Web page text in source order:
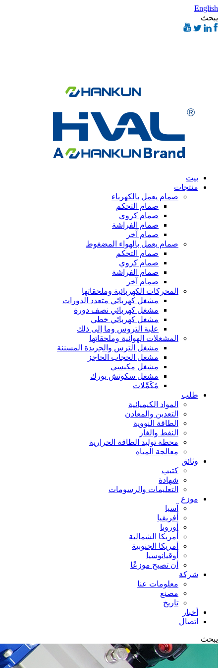
English
يبحث
بيت
منتجات
صمام يعمل بالكهرباء
صمام التحكم
صمام كروي
صمام الفراشة
صمام آخر
صمام يعمل بالهواء المضغوط
صمام التحكم
صمام كروي
صمام الفراشة
صمام آخر
المحركات الكهربائية وملحقاتها
مشغل كهربائي متعدد الدورات
مشغل كهربائي نصف دورة
مشغل كهربائي خطي
علبة التروس وما إلى ذلك
المشغلات الهوائية وملحقاتها
مشغل الترس والجريدة المسننة
مشغل الحجاب الحاجز
مشغل مكبسي
مشغل سكوتش يورك
مُكَمِّلات
طلب
المواد الكيميائية
التعدين والمعادن
الطاقة النووية
النفط والغاز
محطة توليد الطاقة الحرارية
معالجة المياه
وثائق
كتيب
شهادة
التعليمات والرسومات
موزع
آسيا
أفريقيا
أوروبا
أمريكا الشمالية
أمريكا الجنوبية
أوقيانوسيا
أن تصبح موزعًا
شركة
معلومات عنا
مصنع
تاريخ
أخبار
اتصال
يبحث